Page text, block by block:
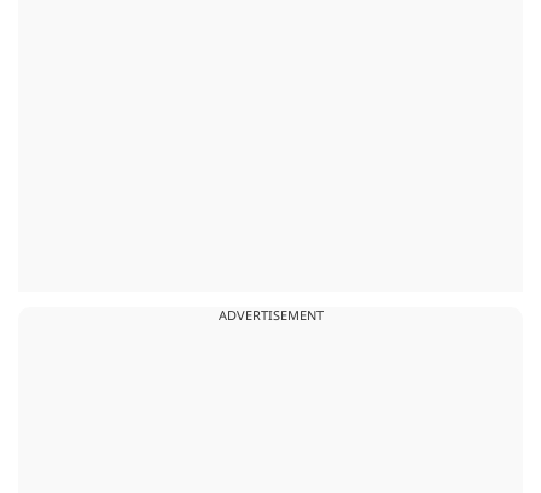
ADVERTISEMENT